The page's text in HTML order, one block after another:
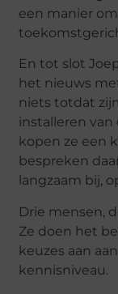
een manier
En tot slot
het nieuws
niets totdat
installeren van
kopen ze een
bespreken
langzaam bij,
Drie mensen,
Ze doen het
keuzes aan
kennisniveau.